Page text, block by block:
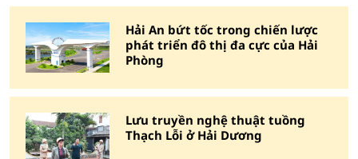
Hải An bứt tốc trong chiến lược
phát triển đô thị đa cực của Hải
Phòng
Lưu truyền nghệ thuật tuồng
Thạch Lỗi ở Hải Dương